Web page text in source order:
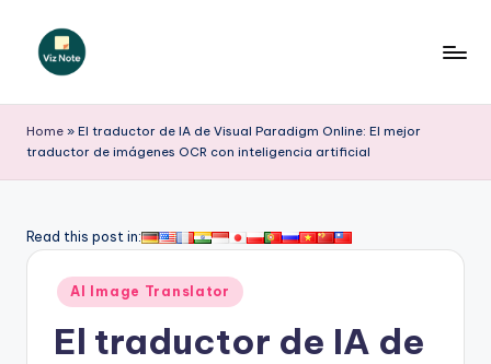
Saltar
iz
N
t
Home » El traductor de IA de Visual Paradigm Online: El mejor
traductor de imágenes OCR con inteligencia artificial
Read this post in:
Publicado
en
AI Image Translator
El traductor de IA de